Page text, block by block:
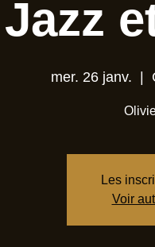
Jazz
mer. 26 janv.
Les
Voir